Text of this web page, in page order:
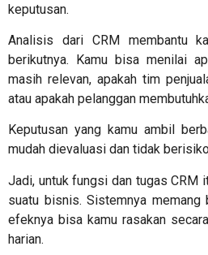
keputusan.
Analisis dari CRM membantu
berikutnya. Kamu bisa menilai
masih relevan, apakah tim
atau apakah pelanggan
Keputusan yang kamu ambil
mudah dievaluasi dan tidak
Jadi, untuk fungsi dan tugas CRM
suatu bisnis. Sistemnya
efeknya bisa kamu rasakan
harian.